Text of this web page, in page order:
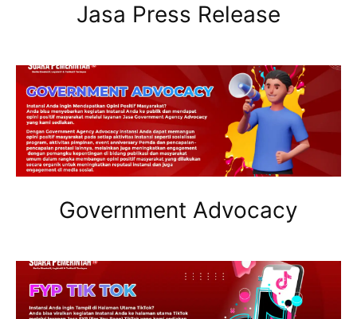
Jasa Press Release
Government Advocacy